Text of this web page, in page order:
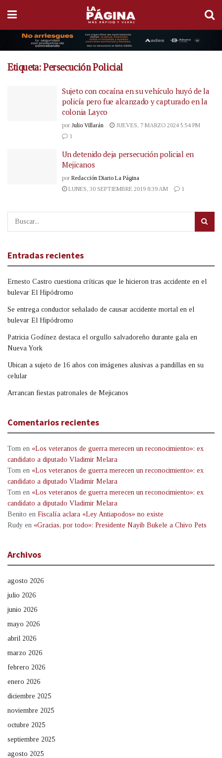
Etiqueta:Persecución Policial
Sujeto con cocaína en su vehículo huyó de la
policía pero fue alcanzado y capturado en la
colonia Layco
por Julio Villarán
JUEVES, 7 MARZO 2024 5:54 PM
1
Un detenido deja persecución policial en
Mejicanos
por Redacción Diario La Página
LUNES, 30 SEPTIEMBRE 2019 8:39 AM
1
Entradas recientes
Ernesto Castro cuestiona críticas que le hicieron tras accidente en el
bulevar El Hipódromo
Se entrega conductor señalado de causar accidente mortal en el
bulevar El Hipódromo
Patricia Godínez destaca el orgullo salvadoreño durante gala en
Nueva York
Ubican a sujeto de 16 años con imágenes alusivas a pandillas en su
celular
Arrancan fiestas patronales de Mejicanos
Comentarios recientes
Tom en «Los veteranos de guerra merecen un reconocimiento»: ex
candidato a diputado Vladimir Melara
Tom en «Los veteranos de guerra merecen un reconocimiento»: ex
candidato a diputado Vladimir Melara
Tom en «Los veteranos de guerra merecen un reconocimiento»: ex
candidato a diputado Vladimir Melara
Benito en Fiscalía aclara «Ley Antiapodos» no existe
Rudy en «Gracias, por todo»: Presidente Nayib Bukele a Chivo Pets
Archivos
agosto 2026
julio 2026
junio 2026
mayo 2026
abril 2026
marzo 2026
febrero 2026
enero 2026
diciembre 2025
noviembre 2025
octubre 2025
septiembre 2025
agosto 2025